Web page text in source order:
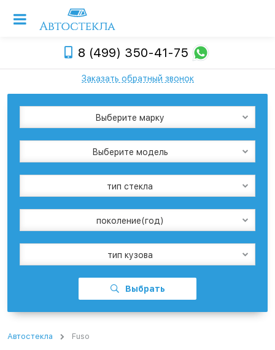
8 (499) 350-41-75
Заказать обратный звонок
Выберите марку
Выберите модель
тип стекла
поколение(год)
тип кузова
Выбрать
Автостекла Fuso